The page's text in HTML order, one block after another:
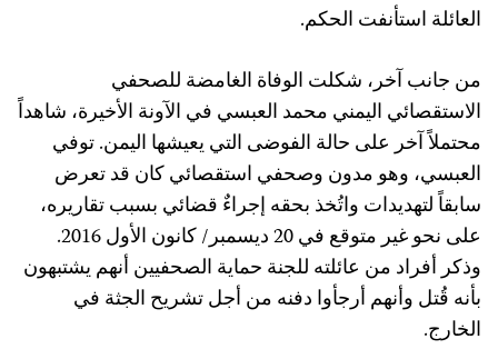
العائلة استأنفت الحكم.
من جانب آخر، شكلت الوفاة الغامضة للصحفي
الاستقصائي اليمني محمد العبسي في الآونة الأخيرة، شاهداً
محتملاً آخر على حالة الفوضى التي يعيشها اليمن. توفي
العبسي، وهو مدون وصحفي استقصائي كان قد تعرض
سابقاً لتهديدات واتُخذ بحقه إجراءٌ قضائي بسبب تقاريره،
على نحو غير متوقع في 20 ديسمبر/ كانون الأول 2016.
وذكر أفراد من عائلته للجنة حماية الصحفيين أنهم يشتبهون
بأنه قُتل وأنهم أرجأوا دفنه من أجل تشريح الجثة في
الخارج.